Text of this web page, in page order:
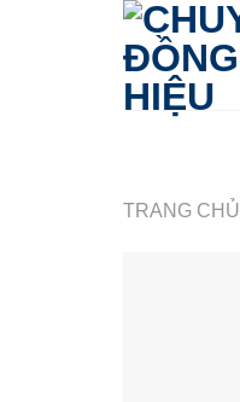
TRANG CHỦ